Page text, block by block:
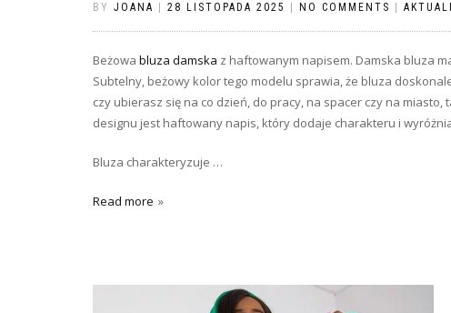
BY JOANA 28 LISTOPADA 2025 NO COMMENTS
Beżowa bluza damska z haftowanym napisem. Damska bluza
Subtelny, beżowy kolor tego modelu sprawia, że bluza
czy ubierasz się na co dzień, do pracy, na spacer czy na
designu jest haftowany napis, który dodaje charakteru i
Bluza charakteryzuje …
Read more